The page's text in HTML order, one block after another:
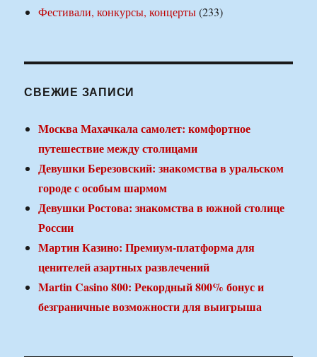
Фестивали, конкурсы, концерты(233)
СВЕЖИЕ ЗАПИСИ
Москва Махачкала самолет: комфортное
путешествие между столицами
Девушки Березовский: знакомства в уральском
городе с особым шармом
Девушки Ростова: знакомства в южной столице
России
Мартин Казино: Премиум-платформа для
ценителей азартных развлечений
Martin Casino 800: Рекордный 800% бонус и
безграничные возможности для выигрыша